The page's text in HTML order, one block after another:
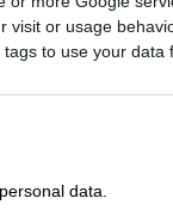
visit or usage
to use your data
data.